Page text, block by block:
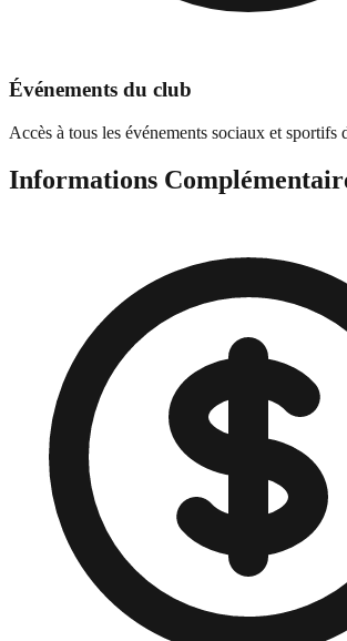
Événements du club
Accès à tous les événements sociaux et sportifs
Informations